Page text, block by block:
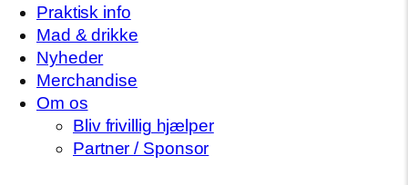
Praktisk info
Mad & drikke
Nyheder
Merchandise
Om os
Bliv frivillig hjælper
Partner / Sponsor